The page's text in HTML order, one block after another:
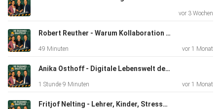
vor 3 Wochen
Robert Reuther - Warum Kollaboration im Lehrerzimmer die beste Unterrichtsrevolution ist
49 Minuten vor 1 Monat
Anika Osthoff - Digitale Lebenswelt der Kinder: Kontrolle oder Vertrauen? Der Schlüssel liegt im Mittelweg
1 Stunde 9 Minuten vor 1 Monat
Fritjof Nelting - Lehrer, Kinder, Stress? So entkommst du der Stressfalle mit biochemischer Yoga-Strategie!